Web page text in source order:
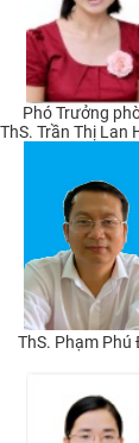
Phó Trưởng
ThS. Trần Thị Lan
ThS. Phạm Phú